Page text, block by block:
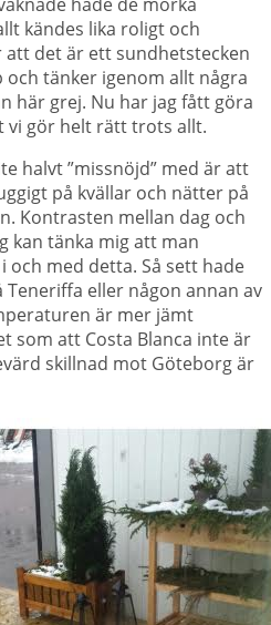
kändes lika roligt och
det är ett sundhetstecken
tänker igenom allt några
här grej. Nu har jag fått göra
vi gör helt rätt trots allt.
halvt ”missnöjd” med är att
på kvällar och nätter på
Kontrasten mellan dag och
kan tänka mig att man
och med detta. Så sett hade
eller någon annan av
är mer jämt
som att Costa Blanca inte är
skillnad mot Göteborg är